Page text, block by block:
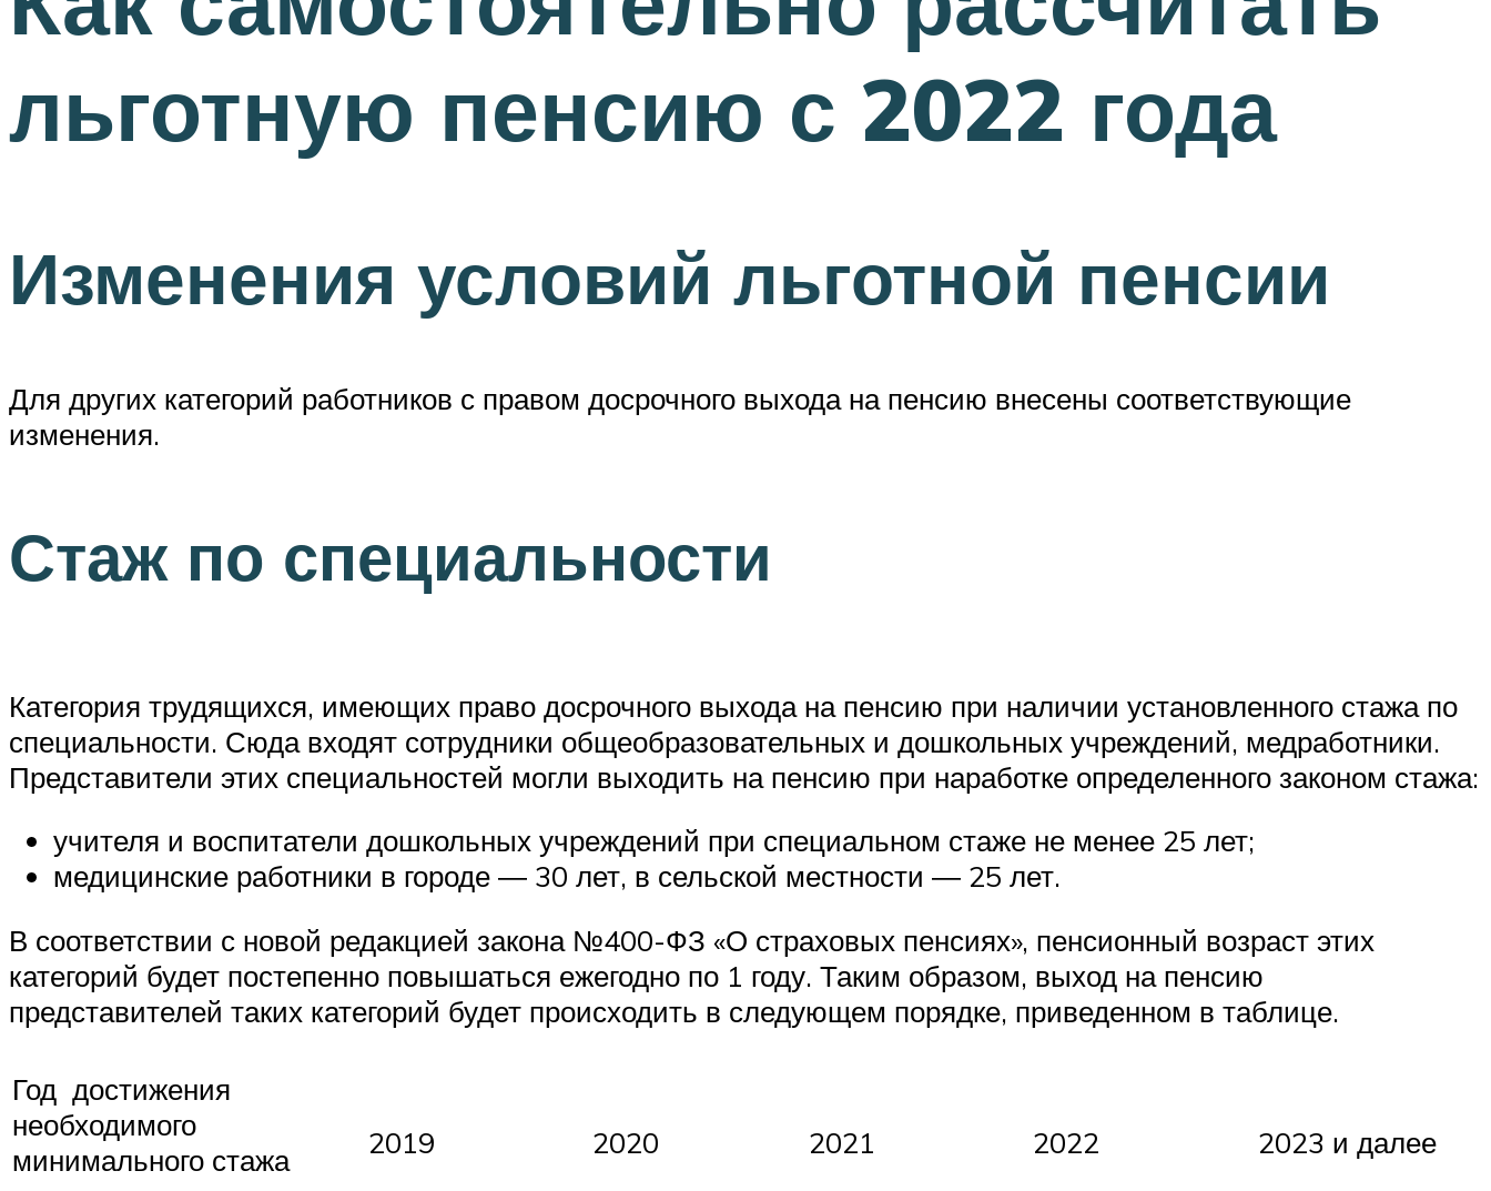
льготную пенсию с 2022 года
Изменения условий льготной пенсии
Для других категорий работников с правом досрочного выхода на пенсию внесены соответствующие
изменения.
Стаж по специальности
Категория трудящихся, имеющих право досрочного выхода на пенсию при наличии установленного стажа по
специальности. Сюда входят сотрудники общеобразовательных и дошкольных учреждений, медработники.
Представители этих специальностей могли выходить на пенсию при наработке определенного законом стажа:
учителя и воспитатели дошкольных учреждений при специальном стаже не менее 25 лет;
медицинские работники в городе ― 30 лет, в сельской местности ― 25 лет.
В соответствии с новой редакцией закона №400-ФЗ «О страховых пенсиях», пенсионный возраст этих
категорий будет постепенно повышаться ежегодно по 1 году. Таким образом, выход на пенсию
представителей таких категорий будет происходить в следующем порядке, приведенном в таблице.
Год достижения
необходимого
минимального стажа
2019 2020 2021 2022 2023 и далее